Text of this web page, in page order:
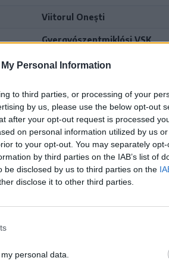
Personal Information
to third parties, or processing of your
by us, please use the below opt-out
after your opt-out request is processed
on personal information utilized by us
to your opt-out. You may separately
by third parties on the IAB’s list of
be disclosed by us to third parties on the
disclose it to other third parties.
personal data.
Viitorul Onești
Gyergyószentmiklósi VSK
M Gy D V Gk
12-1
3 2 1 0 8-3
3 2 1 0 6-3